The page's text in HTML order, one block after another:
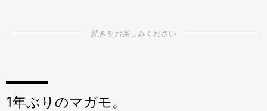
1年ぶりのマガモ。